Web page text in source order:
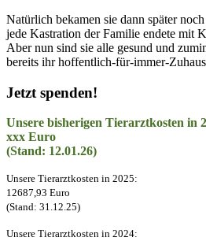
Natürlich bekamen sie dann später
jede Kastration der Familie endete mit
Aber nun sind sie alle gesund und
bereits ihr hoffentlich-für-immer-
Jetzt spenden!
Unsere bisherigen Tierarztkosten in
xxx Euro
(Stand: 12.01.26)
Unsere Tierarztkosten in 2025:
12687,93 Euro
(Stand: 31.12.25)
Unsere Tierarztkosten in 2024: